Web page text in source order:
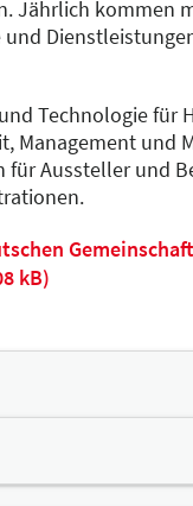
kommen
Technologie für
Management und
Aussteller und
kB)
für Ihr